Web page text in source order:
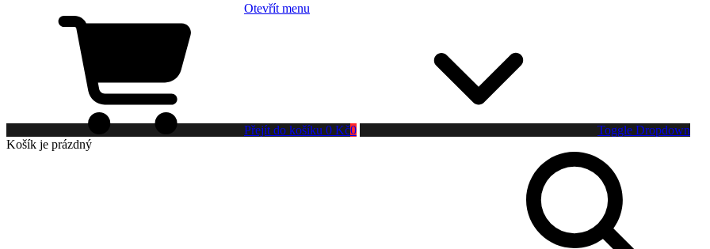
Otevřít menu
Přejít do košíku 0 Kč0
Toggle Dropdown
Košík je prázdný